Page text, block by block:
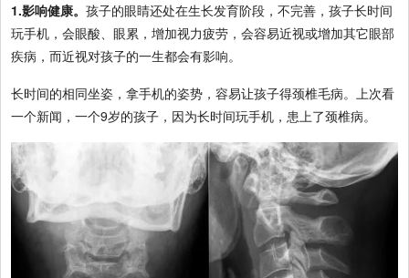
1.影响健康。孩子的眼睛还处在生长发育阶段，不完善，孩子长时间
玩手机，会眼酸、眼累，增加视力疲劳，会容易近视或增加其它眼部
疾病，而近视对孩子的一生都会有影响。
长时间的相同坐姿，拿手机的姿势，容易让孩子得颈椎毛病。上次看
一个新闻，一个9岁的孩子，因为长时间玩手机，患上了颈椎病。